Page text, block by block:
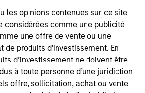
les opinions contenues sur ce site
considérées comme une publicité
une offre de vente ou une
de produits d'investissement. En
d’investissement ne doivent être
à toute personne d’une juridiction
offre, sollicitation, achat ou vente
Managing Director
Douglas R. Rogers, CFA,
CMT
Managing Director